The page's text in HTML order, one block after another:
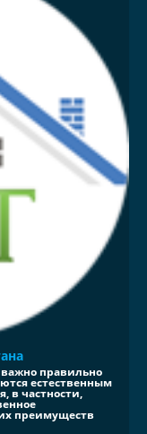
правильно
естественным
в частности,
преимуществ